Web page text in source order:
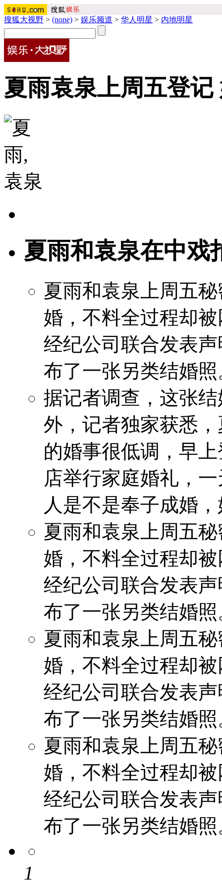
搜狐大视野 > (none) > 娱乐频道 > 华人明星 > 内地明星
夏雨袁泉上周五登
夏雨和袁泉在中戏
夏雨和袁泉上周五
婚，不料全过程却
经纪公司联合发表
布了一张另类结婚照
据记者调查，这张
外，记者独家获悉
的婚事很低调，早
店举行家庭婚礼，
人是不是奉子成婚
夏雨和袁泉上周五
婚，不料全过程却
经纪公司联合发表
布了一张另类结婚照
夏雨和袁泉上周五
婚，不料全过程却
经纪公司联合发表
布了一张另类结婚照
夏雨和袁泉上周五
婚，不料全过程却
经纪公司联合发表
布了一张另类结婚照
1